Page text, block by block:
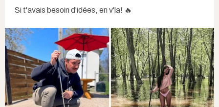
Si t'avais besoin d'idées, en v'la! 🔥